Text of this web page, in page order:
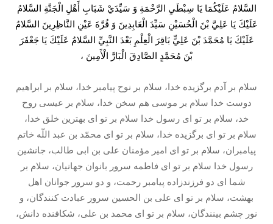
السَّلامُ عَلَيْكُمَا يَا سِبْطَيِ الرَّحْمَةِ وَ سَيِّدَيْ شَبَابِ أَهْلِ الْجَنَّةِ السَّلامُ
عَلَيْكَ يَا عَلِيَّ بْنَ الْحُسَيْنِ سَيِّدَ الْعَابِدِينَ وَ قُرَّةَ عَيْنِ النَّاظِرِينَ السَّلامُ
عَلَيْكَ يَا مُحَمَّدَ بْنَ عَلِيٍّ بَاقِرَ الْعِلْمِ بَعْدَ النَّبِيِّ السَّلامُ عَلَيْكَ يَا جَعْفَرَ
بْنَ مُحَمَّدٍ الصَّادِقَ الْبَارَّ الْأَمِينَ ،
سلام بر آدم برگزيده خدا، سلام بر نوح پيامبر خدا، سلام بر ابراهيم
دوست خدا سلام بر موسى هم سخن خدا، سلام بر عيسى روح
خد، سلام بر تو اى رسول خدا سلام بر تو اى بهترين خلق خدا،
سلام بر تو اى برگزيده خدا، سلام بر تو اى محمّد بن عبد اللّه خاتم
پيامبران، سلام بر تو اى امير مؤمنان على بن ابى طالب، جانشين
رسول خدا سلام بر تو اى فاطمه سرور بانوان جهانيان، سلام بر
شما اى دو فرزندزاده پيامبر رحمت، و دو سرور جوانان اهل
بهشت، سلام بر تو اى على بن الحسين سرور عبادت كنندگان، و
نور چشم بينندگان، سلام بر تو اى محمد بن على، شكافنده دانش،